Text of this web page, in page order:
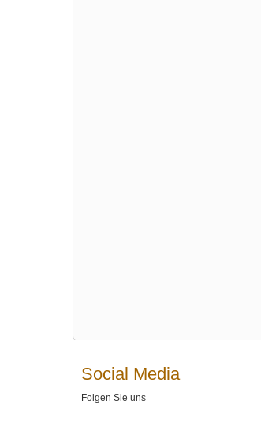
Social Media
Folgen Sie uns